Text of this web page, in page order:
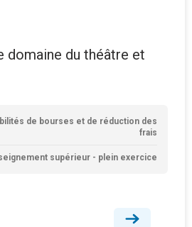
domaine du théâtre et
de bourses et de réduction des
frais
supérieur - plein exercice